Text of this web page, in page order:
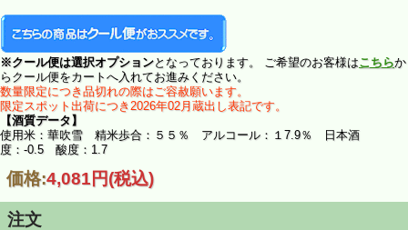
※クール便は選択オプションとなっております。 ご希望のお客様はこちらか
らクール便をカートへ入れてお進みください。
数量限定につき品切れの際はご容赦願います。
限定スポット出荷につき2026年02月蔵出し表記です。
【酒質データ】
使用米：華吹雪 精米歩合：５５％ アルコール：１7.9％ 日本酒
度：-0.5 酸度：1.7
価格:4,081円(税込)
注文